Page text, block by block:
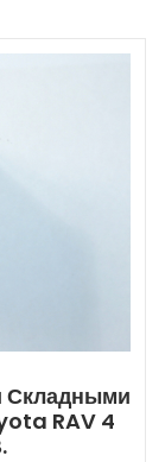
Складными
RAV 4